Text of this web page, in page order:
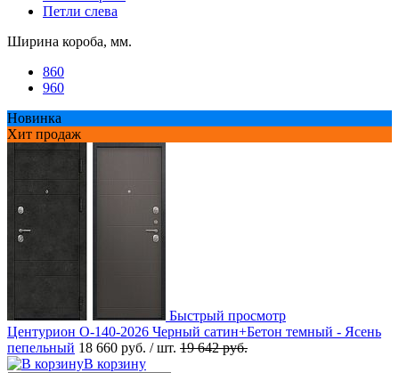
Петли слева
Ширина короба, мм.
860
960
Новинка
Хит продаж
Быстрый просмотр
Центурион О-140-2026 Черный сатин+Бетон темный - Ясень
пепельный 18 660 руб. / шт. 19 642 руб.
В корзину